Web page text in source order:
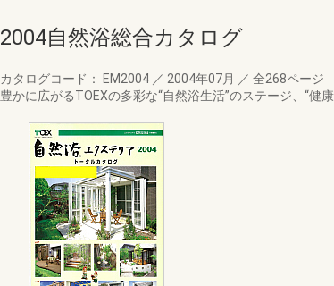
2004自然浴総合カタログ
カタログコード： EM2004 ／ 2004年07月 ／ 全268ページ
豊かに広がるTOEXの多彩な“自然浴生活”のステージ、“健